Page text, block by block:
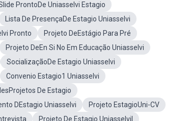
ProntoDe Uniasselvi Estagio
Lista De PresençaDe Estagio Uniasselvi
Pronto
Projeto DeEstágio Para Pré
Projeto DeEn Si No Em Educação Uniasselvi
SocializaçãoDe Estagio Uniasselvi
Convenio Estagio1 Uniasselvi
De Estagio
DEstagio Uniasselvi
Projeto EstagioUni-CV
Projeto De Estagio UniasselviI